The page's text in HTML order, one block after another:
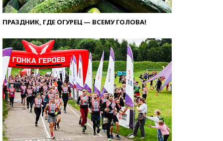
ПРАЗДНИК, ГДЕ ОГУРЕЦ — ВСЕМУ ГОЛОВА!